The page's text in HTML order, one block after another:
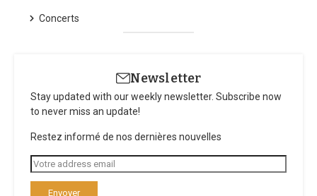
Concerts
Newsletter
Stay updated with our weekly newsletter. Subscribe now
to never miss an update!
Restez informé de nos dernières nouvelles